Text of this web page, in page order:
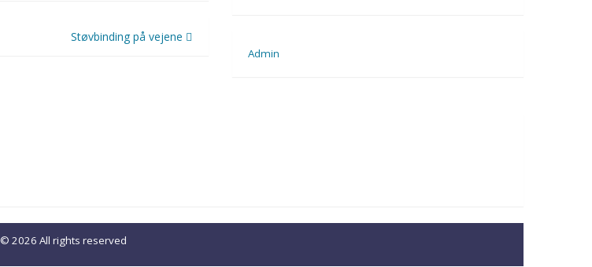
Støvbinding på vejene
Admin
© 2026 All rights reserved